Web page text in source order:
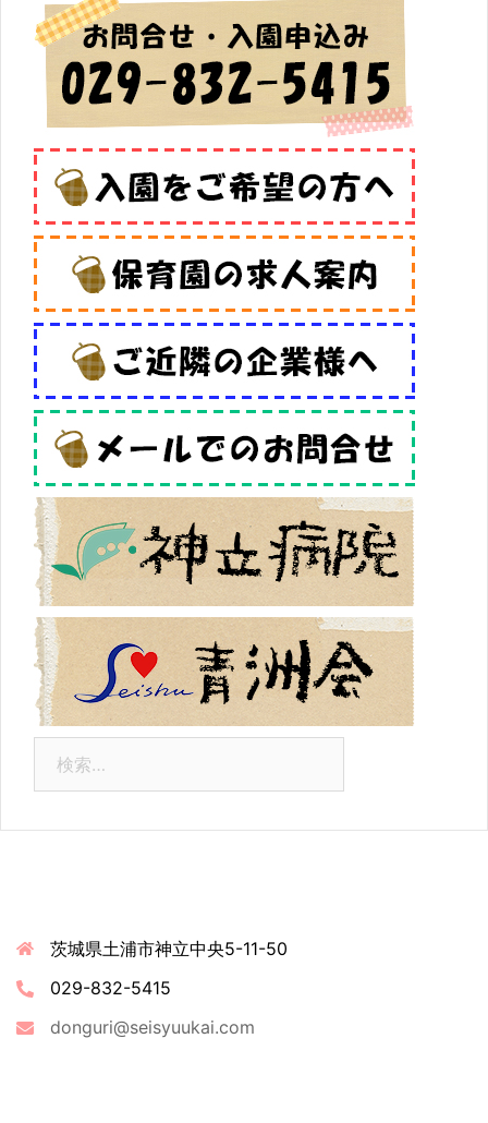
ン
茨城県土浦市神立中央5-11-50
029-832-5415
donguri@seisyuukai.com